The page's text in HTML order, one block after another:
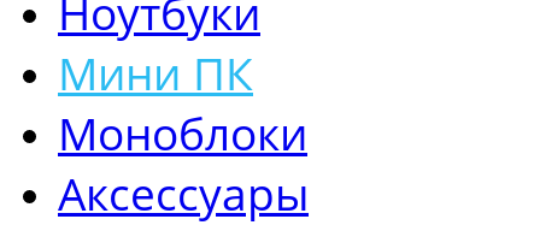
Ноутбуки
Мини ПК
Моноблоки
Аксессуары